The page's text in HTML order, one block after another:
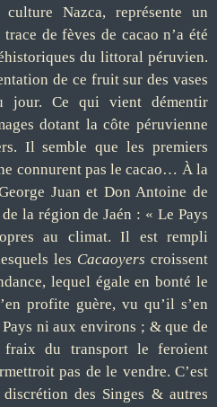
Nazca, représente un
trace de fèves de cacao n’a été
du littoral péruvien.
de ce fruit sur des vases
jour. Ce qui vient démentir
dotant la côte péruvienne
Il semble queles premiers
connurent pas le cacao… À la
Juan et Don Antoine de
la région de Jaén : « Le Pays
au climat. Il est rempli
les Cacaoyers croissent
lequel égale en bonté le
’en profite guère, vu qu’il s’en
ni aux environs ; & que de
du transport le feroient
pas de le vendre. C’est
des Singes & autres